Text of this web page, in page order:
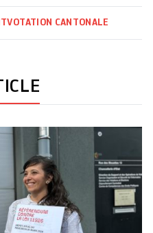
VOTATION CANTONALE